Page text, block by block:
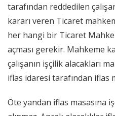
tarafından reddedilen
kararı veren Ticaret
her hangi bir Ticaret
açması gerekir. Mahkeme
çalışanın işçilik alacakları
iflas idaresi tarafından iflas
Öte yandan iflas masasına